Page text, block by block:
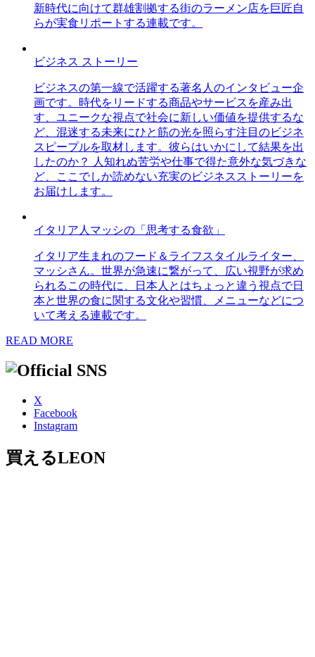
新時代に向けて群雄割拠する街のラーメン店を巨匠自
らが実食リポートする連載です。
ビジネス ストーリー
ビジネスの第一線で活躍する著名人のインタビュー企
画です。時代をリードする商品やサービスを産み出
す、ユニークな視点で社会に新しい価値を提供するな
ど、混迷する未来にひと筋の光を照らす注目のビジネ
スピープルを取材します。彼らはいかにして結果を出
したのか？ 人知れぬ苦労や仕事で得た意外な気づきな
ど、ここでしか読めない充実のビジネスストーリーを
お届けします。
イタリア人マッシの「思考する食欲」
イタリア生まれのフード＆ライフスタイルライター、
マッシさん。世界が急速に繋がって、広い視野が求め
られるこの時代に、日本人とはちょっと違う視点で日
本と世界の食に関する文化や習慣、メニューなどにつ
いて考える連載です。
READ MORE
X
Facebook
Instagram
買えるLEON